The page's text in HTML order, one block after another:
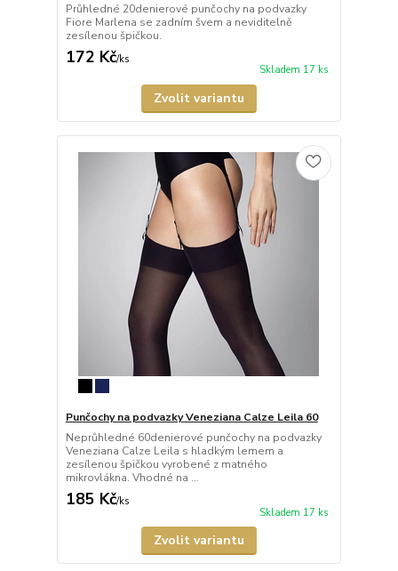
Průhledné 20denierové punčochy na podvazky
Fiore Marlena se zadním švem a neviditelně
zesílenou špičkou.
172 Kč/ks
Skladem 17 ks
Zvolit variantu
Punčochy na podvazky Veneziana Calze Leila 60
Neprůhledné 60denierové punčochy na podvazky
Veneziana Calze Leila s hladkým lemem a
zesílenou špičkou vyrobené z matného
mikrovlákna. Vhodné na ...
185 Kč/ks
Skladem 17 ks
Zvolit variantu